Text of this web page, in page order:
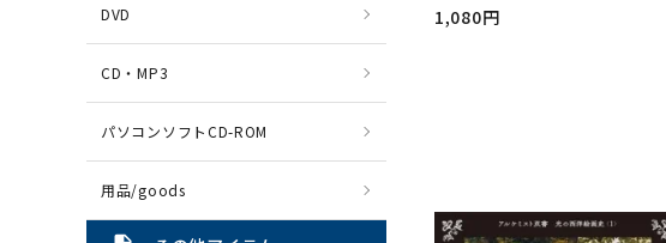
1,080円
DVD
CD・MP3
パソコンソフトCD-ROM
用品/goods